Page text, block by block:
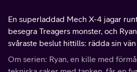
En superladdad Mech X-4 jagar
besegra Treagers monster, och
svåraste beslut hittills: rädda sin
Om serien: Ryan, en kille med